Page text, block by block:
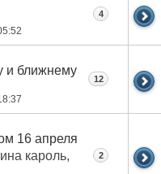
4
и ближнему
12
16 апреля
2